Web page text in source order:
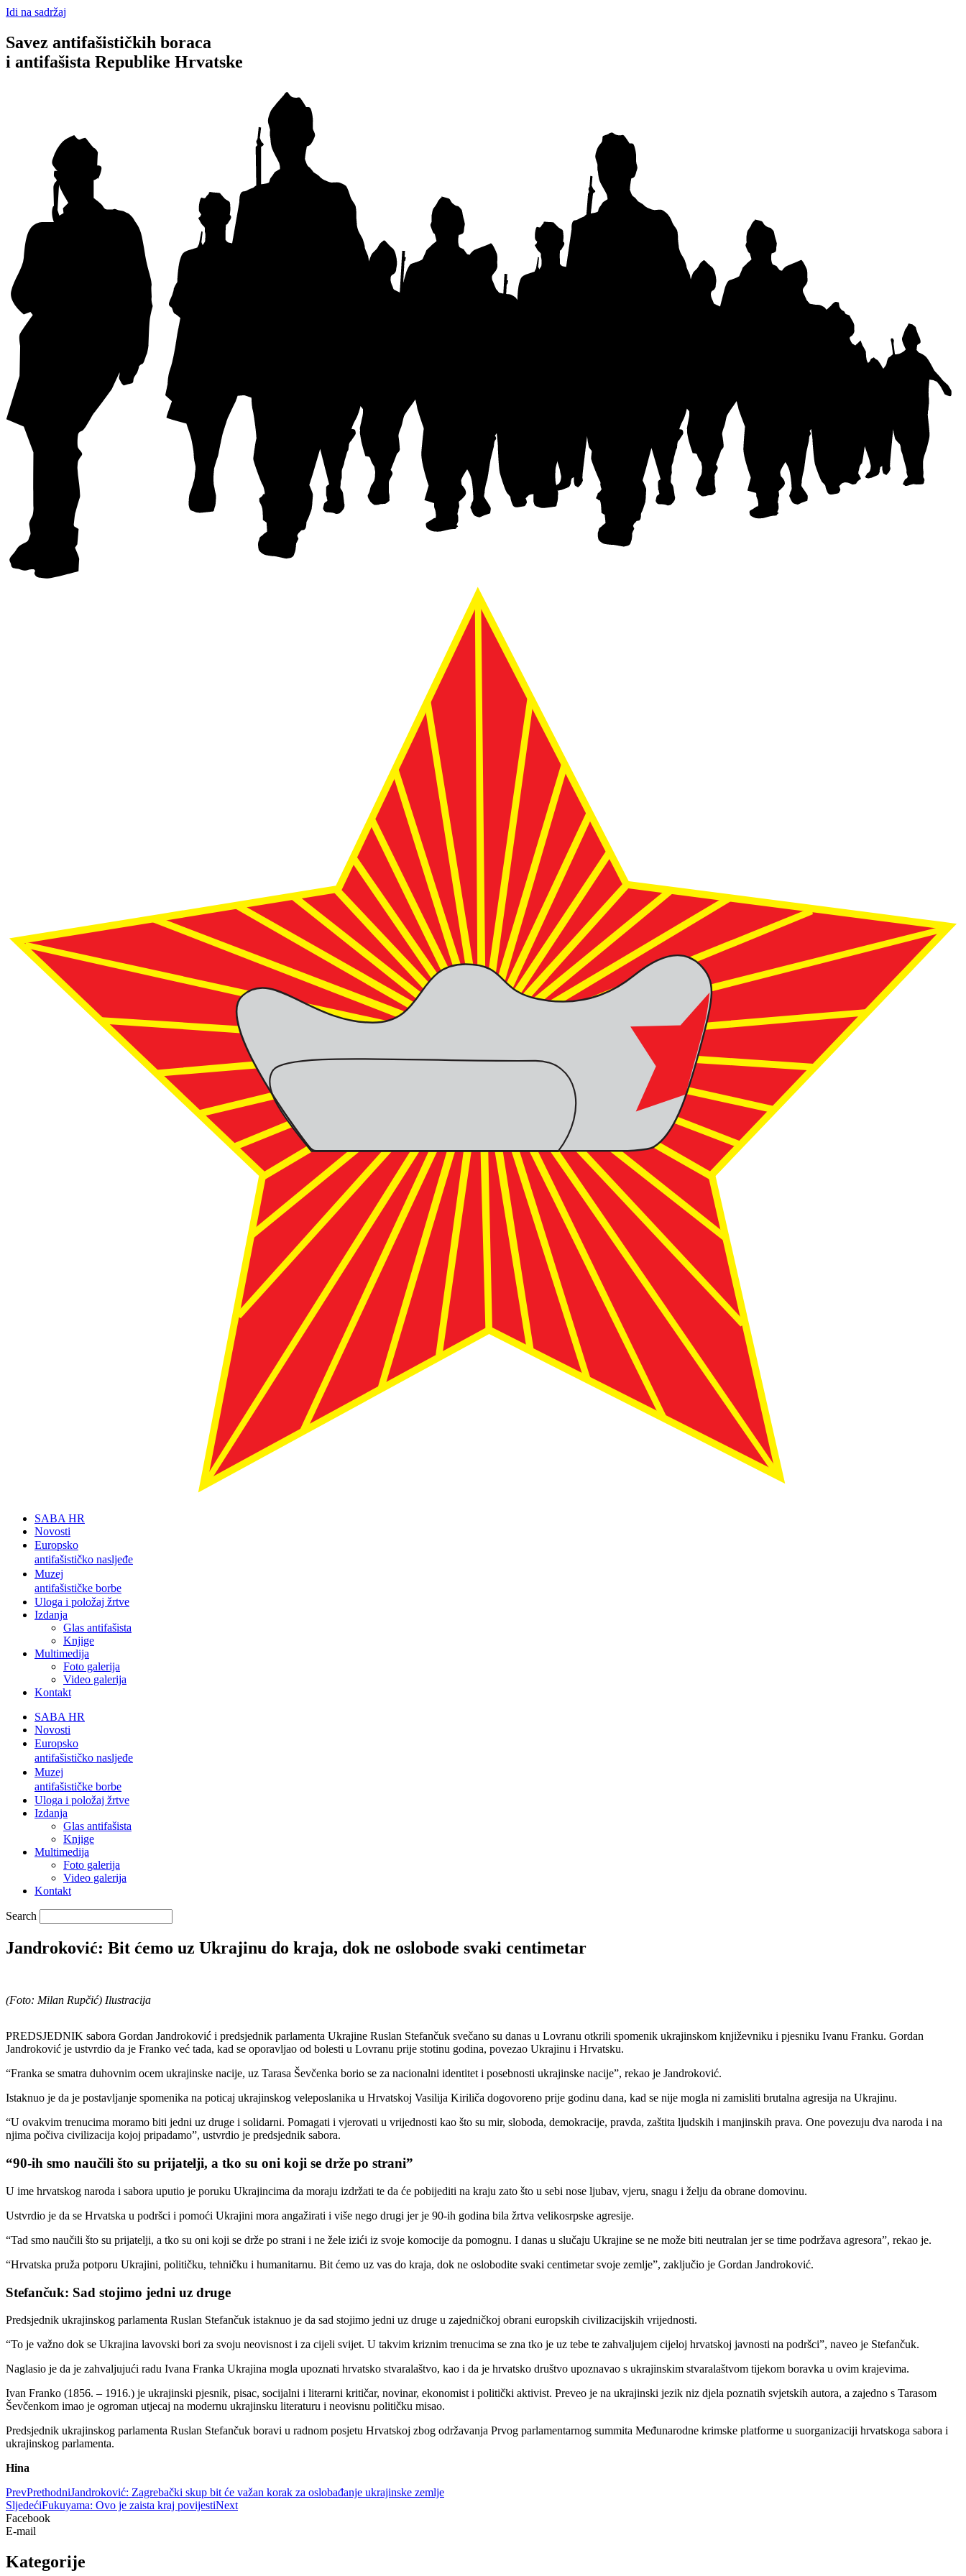
Idi na sadržaj
Savez antifašističkih boraca
i antifašista Republike Hrvatske
SABA HR
Novosti
Europsko
antifašističko nasljeđe
Muzej
antifašističke borbe
Uloga i položaj žrtve
Izdanja
Glas antifašista
Knjige
Multimedija
Foto galerija
Video galerija
Kontakt
SABA HR
Novosti
Europsko
antifašističko nasljeđe
Muzej
antifašističke borbe
Uloga i položaj žrtve
Izdanja
Glas antifašista
Knjige
Multimedija
Foto galerija
Video galerija
Kontakt
Search
Jandroković: Bit ćemo uz Ukrajinu do kraja, dok ne oslobode svaki centimetar
(Foto: Milan Rupčić) Ilustracija
PREDSJEDNIK sabora Gordan Jandroković i predsjednik parlamenta Ukrajine Ruslan Stefančuk svečano su danas u Lovranu otkrili spomenik ukrajinskom književniku i pjesniku Ivanu Franku. Gordan
Jandroković je ustvrdio da je Franko već tada, kad se oporavljao od bolesti u Lovranu prije stotinu godina, povezao Ukrajinu i Hrvatsku.
“Franka se smatra duhovnim ocem ukrajinske nacije, uz Tarasa Ševčenka borio se za nacionalni identitet i posebnosti ukrajinske nacije”, rekao je Jandroković.
Istaknuo je da je postavljanje spomenika na poticaj ukrajinskog veleposlanika u Hrvatskoj Vasilija Kiriliča dogovoreno prije godinu dana, kad se nije mogla ni zamisliti brutalna agresija na Ukrajinu.
“U ovakvim trenucima moramo biti jedni uz druge i solidarni. Pomagati i vjerovati u vrijednosti kao što su mir, sloboda, demokracije, pravda, zaštita ljudskih i manjinskih prava. One povezuju dva naroda i na
njima počiva civilizacija kojoj pripadamo”, ustvrdio je predsjednik sabora.
“90-ih smo naučili što su prijatelji, a tko su oni koji se drže po strani”
U ime hrvatskog naroda i sabora uputio je poruku Ukrajincima da moraju izdržati te da će pobijediti na kraju zato što u sebi nose ljubav, vjeru, snagu i želju da obrane domovinu.
Ustvrdio je da se Hrvatska u podršci i pomoći Ukrajini mora angažirati i više nego drugi jer je 90-ih godina bila žrtva velikosrpske agresije.
“Tad smo naučili što su prijatelji, a tko su oni koji se drže po strani i ne žele izići iz svoje komocije da pomognu. I danas u slučaju Ukrajine se ne može biti neutralan jer se time podržava agresora”, rekao je.
“Hrvatska pruža potporu Ukrajini, političku, tehničku i humanitarnu. Bit ćemo uz vas do kraja, dok ne oslobodite svaki centimetar svoje zemlje”, zaključio je Gordan Jandroković.
Stefančuk: Sad stojimo jedni uz druge
Predsjednik ukrajinskog parlamenta Ruslan Stefančuk istaknuo je da sad stojimo jedni uz druge u zajedničkoj obrani europskih civilizacijskih vrijednosti.
“To je važno dok se Ukrajina lavovski bori za svoju neovisnost i za cijeli svijet. U takvim kriznim trenucima se zna tko je uz tebe te zahvaljujem cijeloj hrvatskoj javnosti na podršci”, naveo je Stefančuk.
Naglasio je da je zahvaljujući radu Ivana Franka Ukrajina mogla upoznati hrvatsko stvaralaštvo, kao i da je hrvatsko društvo upoznavao s ukrajinskim stvaralaštvom tijekom boravka u ovim krajevima.
Ivan Franko (1856. – 1916.) je ukrajinski pjesnik, pisac, socijalni i literarni kritičar, novinar, ekonomist i politički aktivist. Preveo je na ukrajinski jezik niz djela poznatih svjetskih autora, a zajedno s Tarasom
Ševčenkom imao je ogroman utjecaj na modernu ukrajinsku literaturu i neovisnu političku misao.
Predsjednik ukrajinskog parlamenta Ruslan Stefančuk boravi u radnom posjetu Hrvatskoj zbog održavanja Prvog parlamentarnog summita Međunarodne krimske platforme u suorganizaciji hrvatskoga sabora i
ukrajinskog parlamenta.
Hina
PrevPrethodniJandroković: Zagrebački skup bit će važan korak za oslobađanje ukrajinske zemlje
SljedećiFukuyama: Ovo je zaista kraj povijestiNext
Facebook
E-mail
Kategorije